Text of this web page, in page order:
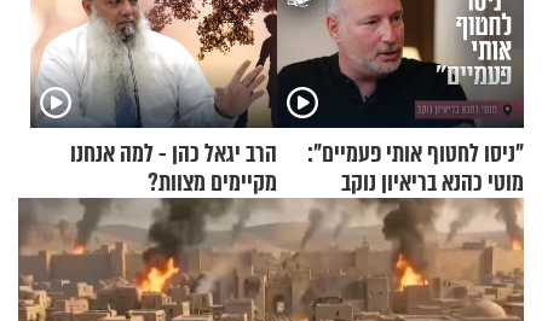
"ניסו לחטוף אותי פעמיים":
מוטי כהנא בריאיון נוקב
הרב יגאל כהן - למה אנחנו
מקיימים מצוות?